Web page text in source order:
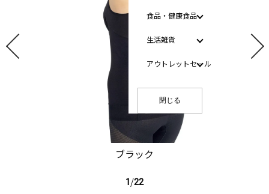
食品・健康食品
生活雑貨
アウトレットセール
閉じる
ブラック
1/22